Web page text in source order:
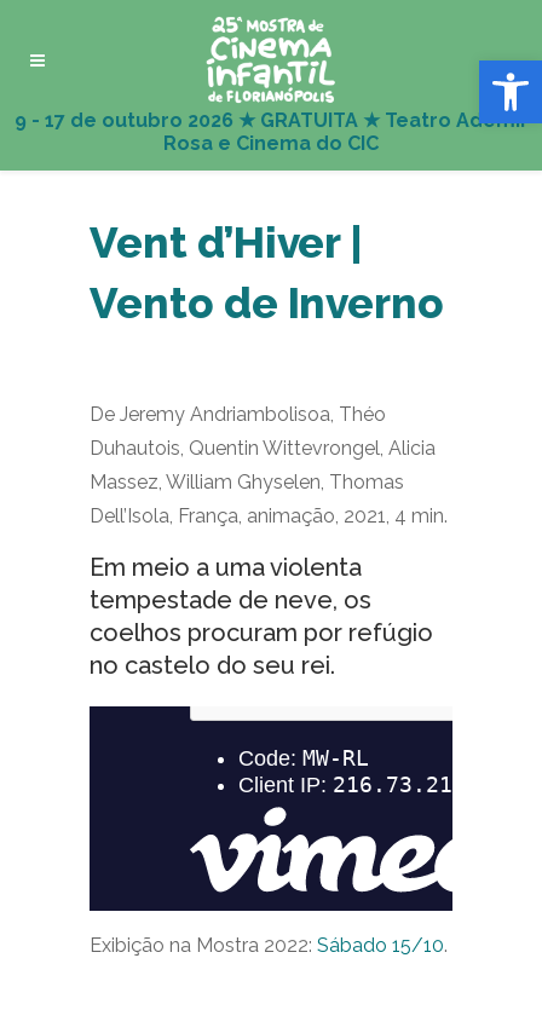
Abrir
Vent d’Hiver |
Vento de Inverno
De Jeremy Andriambolisoa, Théo
Duhautois, Quentin Wittevrongel, Alicia
Massez, William Ghyselen, Thomas
Dell’Isola, França, animação, 2021, 4 min.
Em meio a uma violenta
tempestade de neve, os
coelhos procuram por refúgio
no castelo do seu rei.
Exibição na Mostra 2022: Sábado 15/10.